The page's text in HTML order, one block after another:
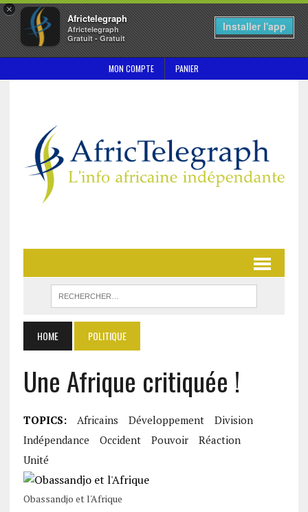
×
Africtelegraph
Africtelegraph
Gratuit - Gratuit
Installer l'app
MON COMPTE PANIER
HOME POLITIQUE
Une Afrique critiquée !
TOPICS: Africains Développement
Division
Indépendance
Occident Pouvoir
Réaction
Unité
Obassandjo et l'Afrique